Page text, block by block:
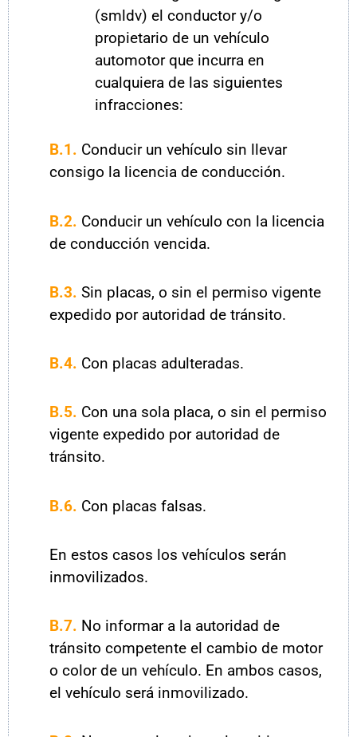
(smldv) el conductor y/o
propietario de un vehículo
automotor que incurra en
cualquiera de las siguientes
infracciones:
B.1. Conducir un vehículo sin llevar
consigo la licencia de conducción.
B.2. Conducir un vehículo con la licencia
de conducción vencida.
B.3. Sin placas, o sin el permiso vigente
expedido por autoridad de tránsito.
B.4. Con placas adulteradas.
B.5. Con una sola placa, o sin el permiso
vigente expedido por autoridad de
tránsito.
B.6. Con placas falsas.
En estos casos los vehículos serán
inmovilizados.
B.7. No informar a la autoridad de
tránsito competente el cambio de motor
o color de un vehículo. En ambos casos,
el vehículo será inmovilizado.